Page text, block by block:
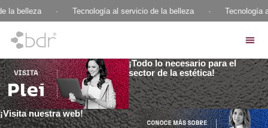
la belleza Tecnología al servicio de la belleza Tecnología
¡Todo lo necesario para el
sector de la estética!
¡Visita nuestra web!